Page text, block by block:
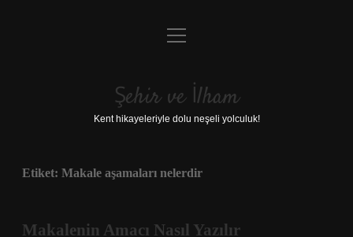
Anasayfa
Yasal Uyarı
menüyü
Şehir ve İlham
Kent hikayeleriyle dolu neşeli yolculuk!
Etiket: Makale aşamaları nelerdir
Makalenin Amacı Nasıl Yazılır